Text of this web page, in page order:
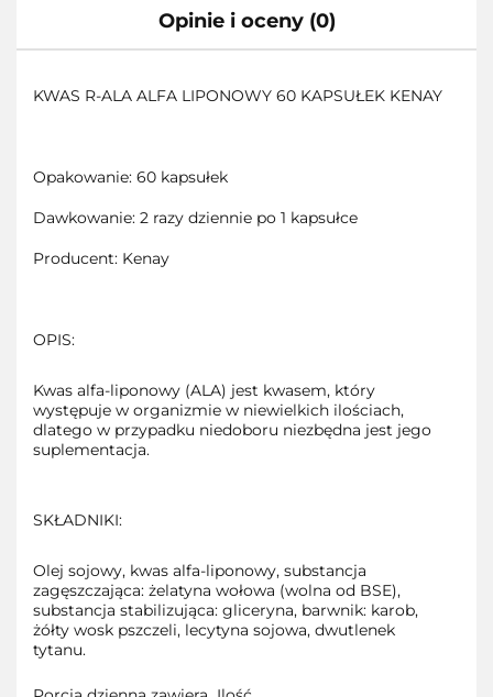
Opinie i oceny (0)
KWAS R-ALA ALFA LIPONOWY 60 KAPSUŁEK KENAY
Opakowanie: 60 kapsułek
Dawkowanie: 2 razy dziennie po 1 kapsułce
Producent: Kenay
OPIS:
Kwas alfa-liponowy (ALA) jest kwasem, który
występuje w organizmie w niewielkich ilościach,
dlatego w przypadku niedoboru niezbędna jest jego
suplementacja.
SKŁADNIKI:
Olej sojowy, kwas alfa-liponowy, substancja
zagęszczająca: żelatyna wołowa (wolna od BSE),
substancja stabilizująca: gliceryna, barwnik: karob,
żółty wosk pszczeli, lecytyna sojowa, dwutlenek
tytanu.